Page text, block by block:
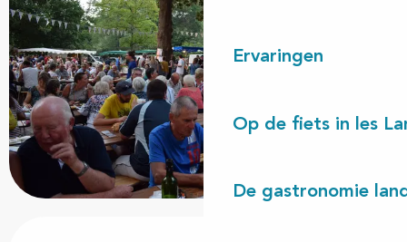
Ervaringen
Op de fiets in les
De gastronomie